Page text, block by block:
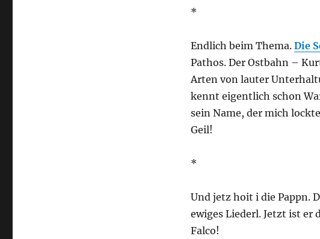
*
Endlich beim Thema. Die
Pathos. Der Ostbahn –
Arten von lauter
kennt eigentlich schon
sein Name, der mich
Geil!
*
Und jetz hoit i die Pappn.
ewiges Liederl. Jetzt ist er
Falco!